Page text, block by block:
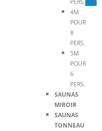
PERS.TOP
4M
POUR
8
PERS.
5M
POUR
6
PERS.
SAUNAS
MIROIR
SAUNAS
TONNEAU